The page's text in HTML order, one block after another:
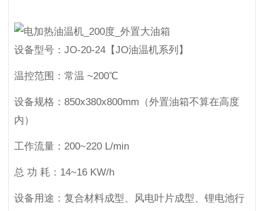
设备型号： JO-20-24【JO油温机系列】
温控范围： 常温 ~200℃
设备规格： 850x380x800mm（外置油箱不算在高度
内）
工作流量： 200~220 L/min
总 功 耗： 14~16 KW/h
设备用途： 复合材料成型、风电叶片成型、锂电池行